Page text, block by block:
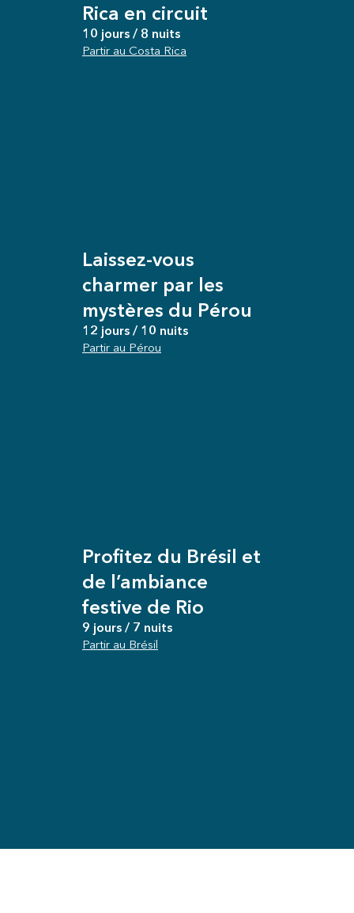
Rica en circuit
10 jours / 8 nuits
Partir au Costa Rica
Laissez-vous
charmer par les
mystères du Pérou
12 jours / 10 nuits
Partir au Pérou
Profitez du Brésil et
de l’ambiance
festive de Rio
9 jours / 7 nuits
Partir au Brésil